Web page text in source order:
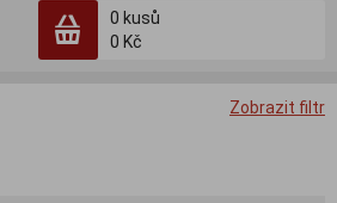
0 kusů
0 Kč
Zobrazit filtr